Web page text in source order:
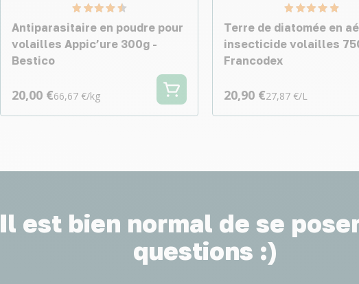
Antiparasitaire en poudre pour
volailles Appic’ure 300g -
Bestico
20,00 €66,67 €/kg
Terre de diatomée en
insecticide volailles
Francodex
20,90 €27,87 €/L
Il est bien normal de se
questions :)